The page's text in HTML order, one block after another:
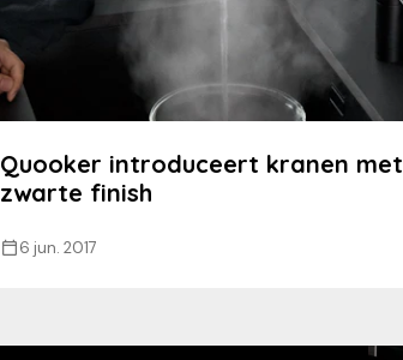
Quooker introduceert kranen met
zwarte finish
6 jun. 2017